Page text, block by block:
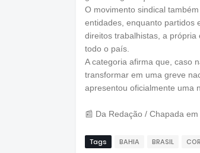
O movimento sindical
entidades, enquanto partidos
direitos trabalhistas, a
todo o país.
A categoria afirma que, caso
transformar em uma greve
apresentou oficialmente uma
📰 Da Redação / Chapada em
Tags BAHIA BRASIL